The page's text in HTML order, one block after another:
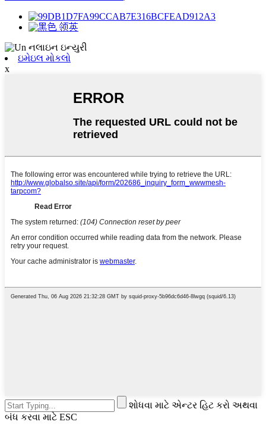
ઇમેઇલ મોકલો
x
શોધવા માટે એન્ટર હિટ કરો અથવા
બંધ કરવા માટે ESC